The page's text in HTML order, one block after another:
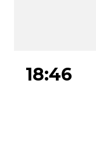
18:46